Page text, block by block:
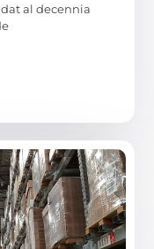
al decennia